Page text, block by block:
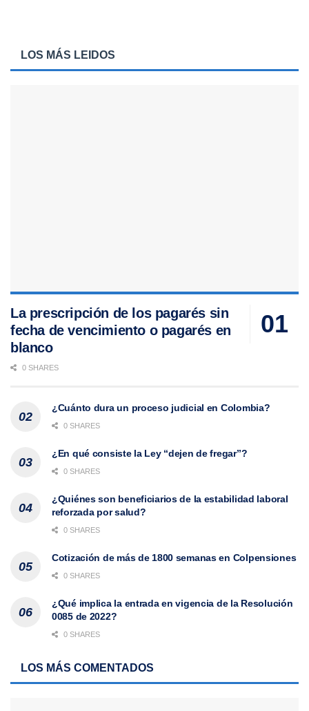
LOS MÁS LEIDOS
La prescripción de los pagarés sin
fecha de vencimiento o pagarés en
blanco
0 SHARES
¿Cuánto dura un proceso judicial en Colombia?
0 SHARES
¿En qué consiste la Ley “dejen de fregar”?
0 SHARES
¿Quiénes son beneficiarios de la estabilidad laboral
reforzada por salud?
0 SHARES
Cotización de más de 1800 semanas en Colpensiones
0 SHARES
¿Qué implica la entrada en vigencia de la Resolución
0085 de 2022?
0 SHARES
LOS MÁS COMENTADOS